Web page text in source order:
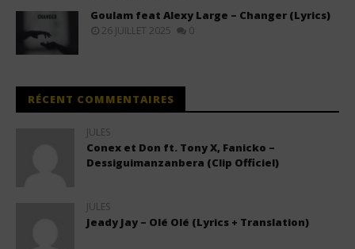
Goulam feat Alexy Large – Changer (Lyrics)
26 JUILLET 2025 0
RÉCENT COMMENTAIRES
JULES
Conex et Don ft. Tony X, Fanicko –
Dessiguimanzanbera (Clip Officiel)
JULES
Jeady Jay – Olé Olé (Lyrics + Translation)